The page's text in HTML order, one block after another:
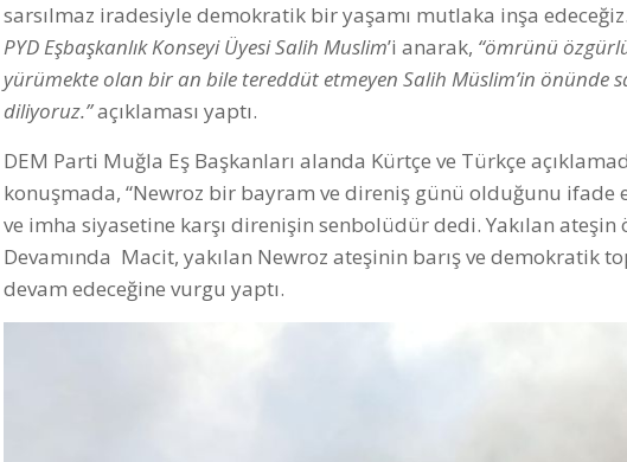
sarsılmaz iradesiyle demokratik bir yaşamı mutlaka inşa
PYDEşbaşkanlık Konseyi Üyesi Salih Muslim’i anarak, “ömrünü
yürümekte olan bir an bile tereddüt etmeyen Salih Müslim’in önünde
diliyoruz.”açıklaması yaptı.
DEM Parti Muğla Eş Başkanları alanda Kürtçe ve Türkçe
konuşmada, “Newroz bir bayram ve direniş günü olduğunu ifade
ve imha siyasetine karşı direnişin senbolüdür dedi. Yakılan
Devamında Macit, yakılan Newroz ateşinin barış ve demokratik
devam edeceğine vurgu yaptı.